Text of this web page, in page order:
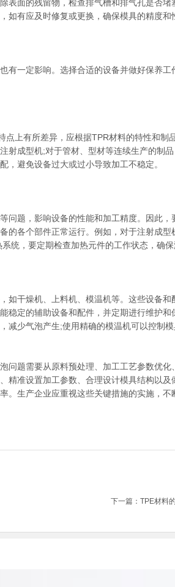
表面的残留物，检查排气槽和排气孔是否堵
如有应及时修复或更换，确保模具的精度和
一定影响。选择合适的设备并做好保养工
上有所差异，应根据TPR材料的特性和制
射成型机;对于管材、型材等连续生产的制
，避免设备过大或过小导致加工不稳定。
题，影响设备的性能和加工精度。因此，
各个部件正常运行。例如，对于注射成型
统，要定期检查加热元件的工作状态，确保
干燥机、上料机、模温机等。这些设备和
稳定的辅助设备和配件，并定期进行维护和
减少气泡产生;使用精确的模温机可以控制
题需要从原料预处理、加工工艺参数优化
精准设置加工参数、合理设计模具结构以及
。生产企业应重视这些关键措施的实施，不
下一篇：TPE材料